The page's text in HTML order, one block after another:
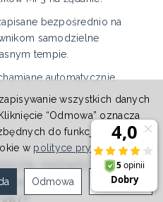
bezpośrednio na
samodzielne
tempie.
automatycznie
mówić na
wszystkich danych
“Odmowa” oznacza
do funkcjonowania
w polityce prywatności.
Ustawienia
Odmowa